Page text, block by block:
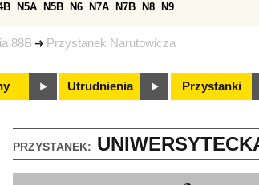
88B Przystanek Narutowicza
N5A N5B N6 N7A N7B N8 N9
Utrudnienia Przystanki
PRZYSTANEK: